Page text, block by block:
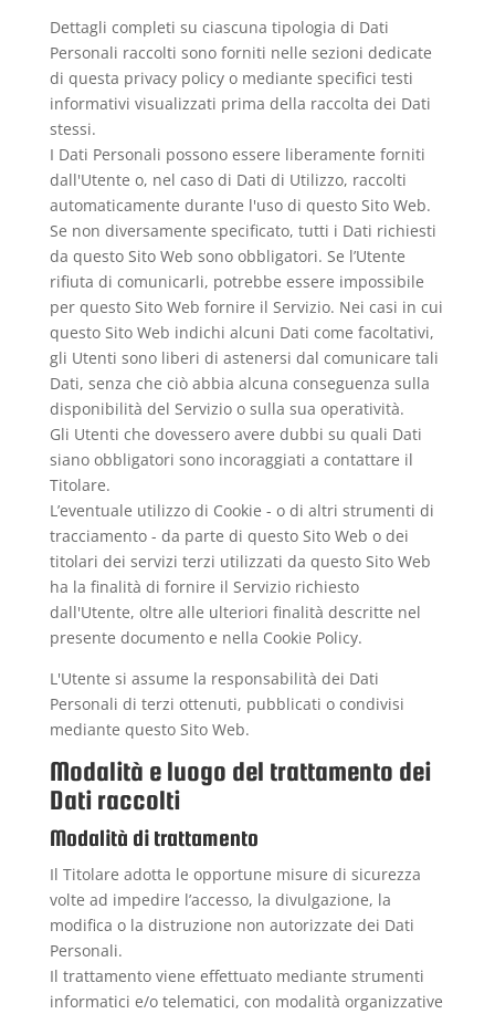
Dettagli completi su ciascuna tipologia di Dati
Personali raccolti sono forniti nelle sezioni dedicate
di questa privacy policy o mediante specifici testi
informativi visualizzati prima della raccolta dei Dati
stessi.
I Dati Personali possono essere liberamente forniti
dall'Utente o, nel caso di Dati di Utilizzo, raccolti
automaticamente durante l'uso di questo Sito Web.
Se non diversamente specificato, tutti i Dati richiesti
da questo Sito Web sono obbligatori. Se l’Utente
rifiuta di comunicarli, potrebbe essere impossibile
per questo Sito Web fornire il Servizio. Nei casi in cui
questo Sito Web indichi alcuni Dati come facoltativi,
gli Utenti sono liberi di astenersi dal comunicare tali
Dati, senza che ciò abbia alcuna conseguenza sulla
disponibilità del Servizio o sulla sua operatività.
Gli Utenti che dovessero avere dubbi su quali Dati
siano obbligatori sono incoraggiati a contattare il
Titolare.
L’eventuale utilizzo di Cookie - o di altri strumenti di
tracciamento - da parte di questo Sito Web o dei
titolari dei servizi terzi utilizzati da questo Sito Web
ha la finalità di fornire il Servizio richiesto
dall'Utente, oltre alle ulteriori finalità descritte nel
presente documento e nella Cookie Policy.
L'Utente si assume la responsabilità dei Dati
Personali di terzi ottenuti, pubblicati o condivisi
mediante questo Sito Web.
Modalità e luogo del trattamento dei
Dati raccolti
Modalità di trattamento
Il Titolare adotta le opportune misure di sicurezza
volte ad impedire l’accesso, la divulgazione, la
modifica o la distruzione non autorizzate dei Dati
Personali.
Il trattamento viene effettuato mediante strumenti
informatici e/o telematici, con modalità organizzative